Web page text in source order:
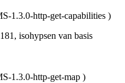
1.3.0-http-get-capabilities )
isohypsen van basis
1.3.0-http-get-map )